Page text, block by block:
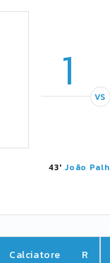
1 VS
43' João
Calciatore R